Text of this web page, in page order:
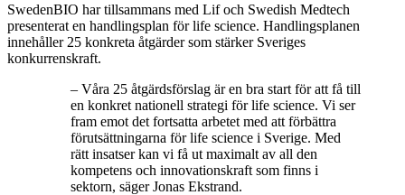
SwedenBIO har tillsammans med Lif och Swedish Medtech
presenterat en handlingsplan för life science. Handlingsplanen
innehåller 25 konkreta åtgärder som stärker Sveriges
konkurrenskraft.
– Våra 25 åtgärdsförslag är en bra start för att få till
en konkret nationell strategi för life science. Vi ser
fram emot det fortsatta arbetet med att förbättra
förutsättningarna för life science i Sverige. Med
rätt insatser kan vi få ut maximalt av all den
kompetens och innovationskraft som finns i
sektorn, säger Jonas Ekstrand.